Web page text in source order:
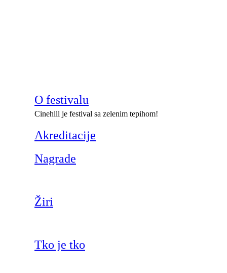
O festivalu
Cinehill je festival sa zelenim tepihom!
Akreditacije
Nagrade
Žiri
Tko je tko